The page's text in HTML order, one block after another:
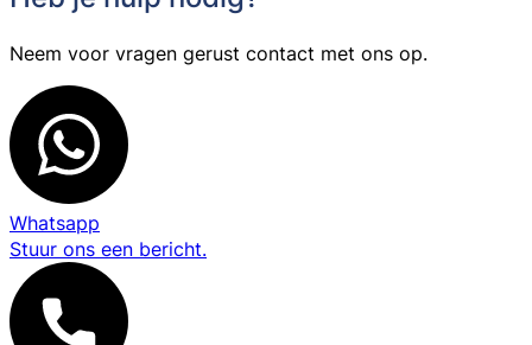
Neem voor vragen gerust contact met ons op.
Whatsapp
Stuur ons een bericht.